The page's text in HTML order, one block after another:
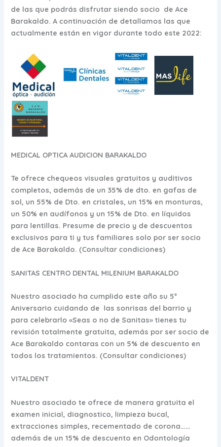
de las que podrás disfrutar siendo socio de Ace
Barakaldo. A continuación de detallamos las que
actualmente están en vigor durante todo este 2022:
MEDICAL OPTICA AUDICION BARAKALDO
Te ofrece chequeos visuales gratuitos y auditivos
completos, además de un 35% de dto. en gafas de
sol, un 55% de Dto. en cristales, un 15% en monturas,
un 50% en audífonos y un 15% de Dto. en líquidos
para lentillas. Presume de precio y de descuentos
exclusivos para ti y tus familiares solo por ser socio
de Ace Barakaldo. (Consultar condiciones)
SANITAS CENTRO DENTAL MILENIUM BARAKALDO
Nuestro asociado ha cumplido este año su 5º
Aniversario cuidando de las sonrisas del barrio y
para celebrarlo «Seas o no de Sanitas» tienes tu
revisión totalmente gratuita, además por ser socio de
Ace Barakaldo contaras con un 5% de descuento en
todos los tratamientos. (Consultar condiciones)
VITALDENT
Nuestro asociado te ofrece de manera gratuita el
examen inicial, diagnostico, limpieza bucal,
extracciones simples, recementado de corona……
además de un 15% de descuento en Odontología